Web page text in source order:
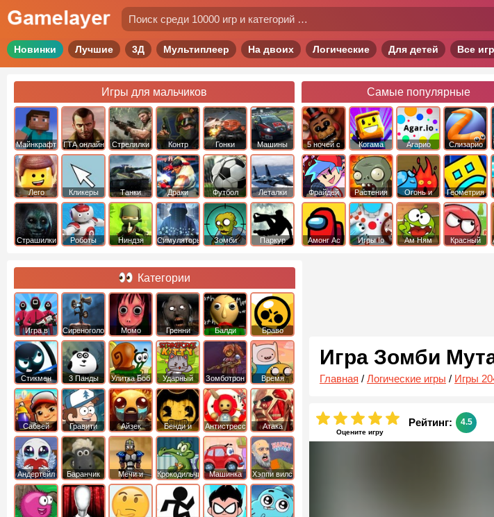
Новинки Лучшие 3Д Мультиплеер На двоих Логические Для детей Все
Игры для мальчиков
Майнкрафт ГТА онлайн Стрелялки
Контр
Страйк
Гонки Машины
Лего Кликеры Танки Драки Футбол Леталки
Страшилки Роботы Ниндзя Симуляторы Зомби Паркур
Самые популярные
5 ночей с
фредди
Когама Агарио Слизарио
Фрайдей
Найт
Фанкин
Растения
против
Зомби
Огонь и
Вода
Геометрия
Даш
Амонг Ас Игры Io Ам Ням
Красный
Игра Зомби
Главная / Логические игры / Игры
Оцените игру
Рейтинг: 4.5
Категории
Игра в
Кальмара
Сиреноголовый Момо Гренни Балди
Браво
Старс
Стикмен 3 Панды Улитка Боб
Ударный
отряд котят
Зомботрон
Время
Приключений
Сабвей
Серф
Гравити
Фолз
Айзек
Бенди и
Чернильная
машина
Антистресс
Атака
Титанов
Андертейл
Баранчик
Шон
Мечи и
Сандали
Крокодильчик
Свомпи
Машинка
Вилли
Хэппи вилс